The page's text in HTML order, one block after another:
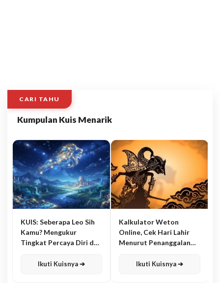
CARI TAHU
Kumpulan Kuis Menarik
KUIS: Seberapa Leo Sih
Kamu? Mengukur
Tingkat Percaya Diri dan
Ikuti Kuisnya ➔
Kalkulator Weton
Online, Cek Hari Lahir
Menurut Penanggalan
Ikuti Kuisnya ➔